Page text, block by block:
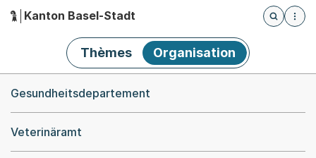
Hauptnavigation
Kanton Basel-Stadt
Öffnet
Thèmes Organisation
Gesundheitsdepartement
Veterinäramt